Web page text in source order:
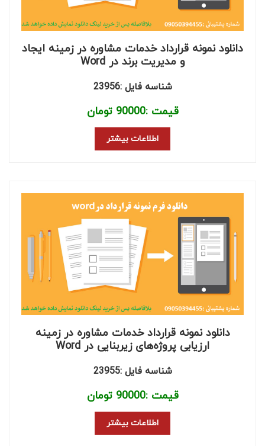
دانلود نمونه قرارداد خدمات مشاوره در زمینه ایجاد
و مدیریت برند در Word
شناسه فایل :23956
قیمت :90000 تومان
اطلاعات بیشتر
دانلود نمونه قرارداد خدمات مشاوره در زمینه
ارزیابی پروژه‌های زیربنایی در Word
شناسه فایل :23955
قیمت :90000 تومان
اطلاعات بیشتر